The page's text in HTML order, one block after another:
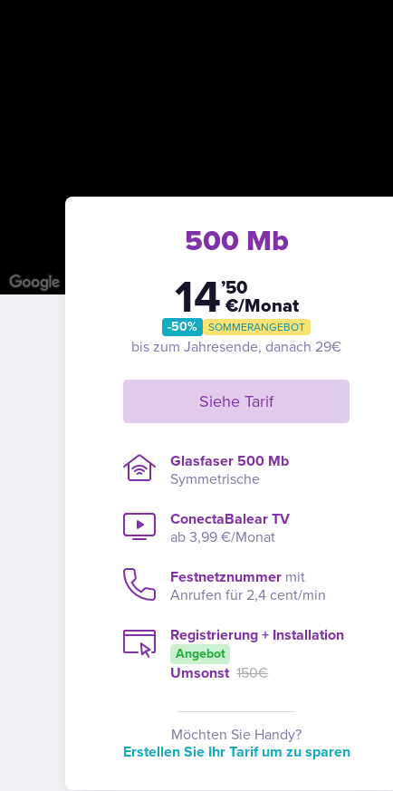
500 Mb
14’50
€/Monat
-50% SOMMERANGEBOT
bis zum Jahresende, danach 29€
Siehe Tarif
Glasfaser 500 Mb
Symmetrische
ConectaBalear TV
ab 3,99 €/Monat
Festnetznummer mit
Anrufen für 2,4 cent/min
Registrierung + Installation
Angebot
Umsonst 150€
Möchten Sie Handy?
Erstellen Sie Ihr Tarif um zu sparen